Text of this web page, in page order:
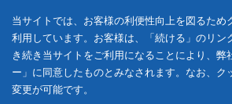
当サイトでは、お客様の利便性向上を図るため
利用しています。お客様は、「続ける」のリン
き続き当サイトをご利用になることにより、弊
ー」に同意したものとみなされます。なお、ク
変更が可能です。